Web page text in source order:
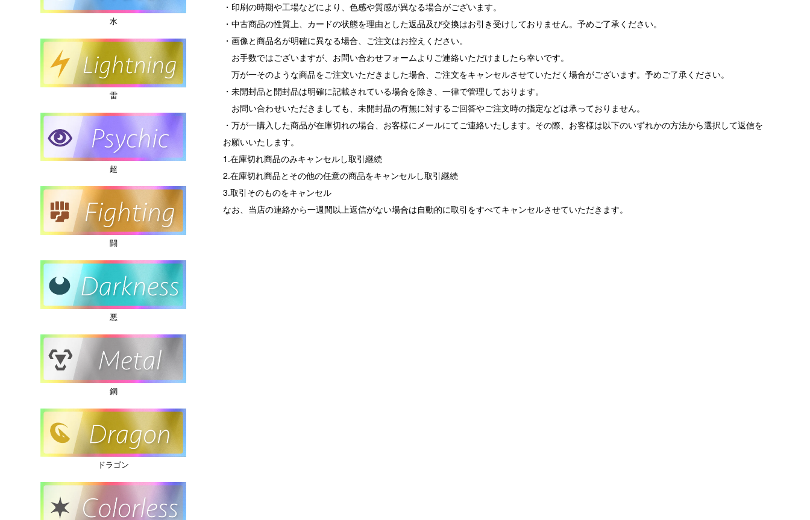
・印刷の時期や工場などにより、色感や質感が異なる場合がございます。
・中古商品の性質上、カードの状態を理由とした返品及び交換はお引き受けしておりません。予めご了承ください。
・画像と商品名が明確に異なる場合、ご注文はお控えください。
お手数ではございますが、お問い合わせフォームよりご連絡いただけましたら幸いです。
万が一そのような商品をご注文いただきました場合、ご注文をキャンセルさせていただく場合がございます。予めご了承ください。
・未開封品と開封品は明確に記載されている場合を除き、一律で管理しております。
お問い合わせいただきましても、未開封品の有無に対するご回答やご注文時の指定などは承っておりません。
・万が一購入した商品が在庫切れの場合、お客様にメールにてご連絡いたします。その際、お客様は以下のいずれかの方法から選択して返信を
お願いいたします。
1.在庫切れ商品のみキャンセルし取引継続
2.在庫切れ商品とその他の任意の商品をキャンセルし取引継続
3.取引そのものをキャンセル
なお、当店の連絡から一週間以上返信がない場合は自動的に取引をすべてキャンセルさせていただきます。
水
雷
超
闘
悪
鋼
ドラゴン